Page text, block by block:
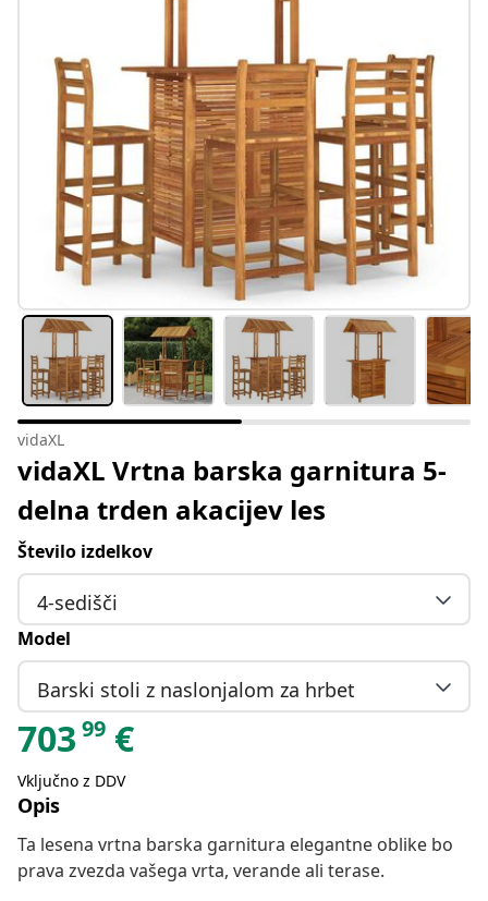
vidaXL
vidaXL Vrtna barska garnitura 5-
delna trden akacijev les
Število izdelkov
4-sedišči
Model
Barski stoli z naslonjalom za hrbet
703 99 €
Vključno z DDV
Opis
Ta lesena vrtna barska garnitura elegantne oblike bo
prava zvezda vašega vrta, verande ali terase.